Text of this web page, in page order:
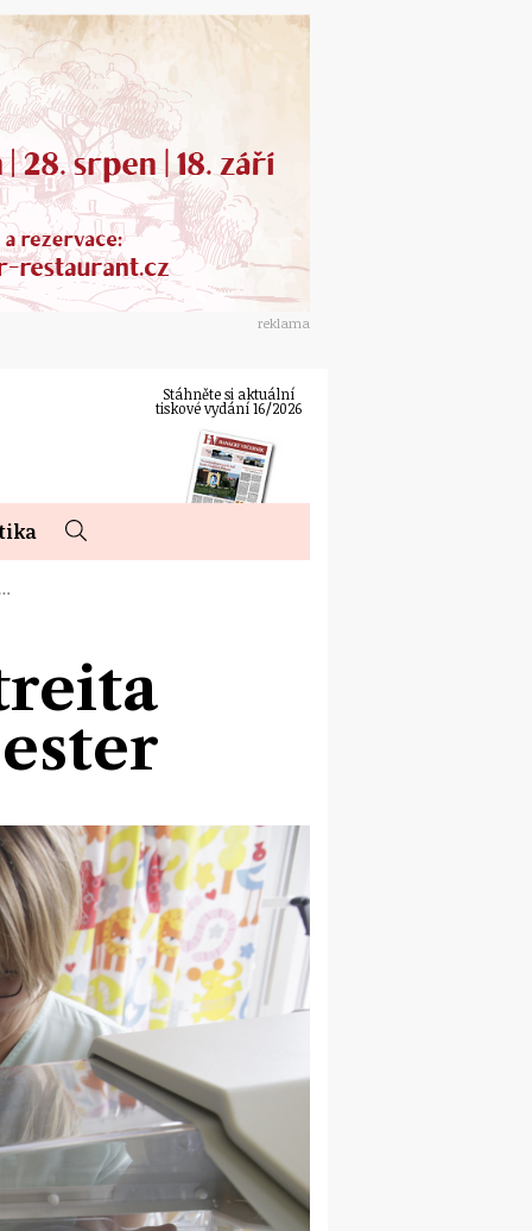
reklama
Stáhněte si aktuální
tiskové vydání 16/2026